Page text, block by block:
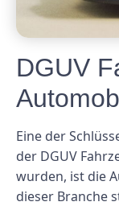
DGUV
Eine der
der DGUV
wurden, ist die
dieser Branche